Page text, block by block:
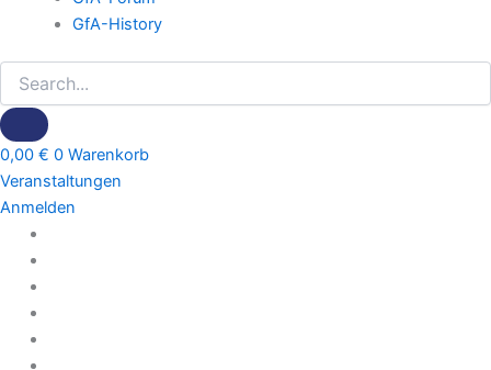
GfA-History
0,00 € 0 Warenkorb
Veranstaltungen
Anmelden